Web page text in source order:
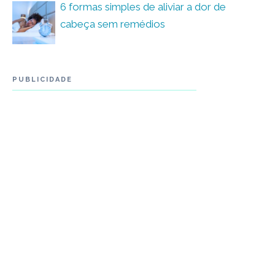
6 formas simples de aliviar a dor de
cabeça sem remédios
PUBLICIDADE